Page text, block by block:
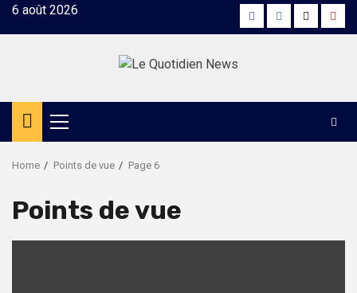
Skip6 août 2026 FacebookInstagram
Twitter
Primary
Menu
Home Points de vue Page 6
Points de vue